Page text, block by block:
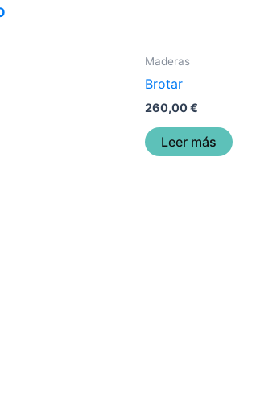
Maderas
Brotar
260,00€
Leer más